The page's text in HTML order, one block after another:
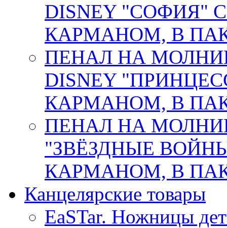
DISNEY
КАРМАНОМ, В
ПЕНАЛ НА
DISNEY
КАРМАНОМ, В
ПЕНАЛ НА
"ЗВЁЗДНЫЕ
КАРМАНОМ, В ПАК.
Канцелярские товары
EaSTar. Ножницы